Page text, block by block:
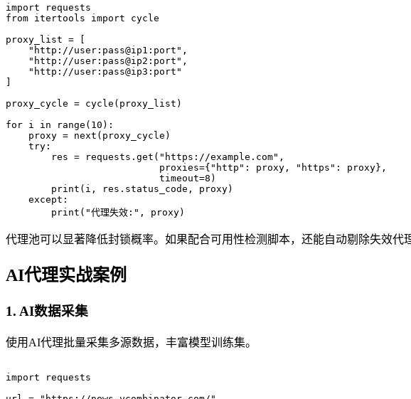
import requests
from itertools import cycle
proxy_list = [
proxy_cycle = cycle(proxy_list)
for i in range(10):
代理池可以显著降低封锁概率。如果配合可用性检测脚本，还能自动剔除失效代
AI代理实战案例
1. AI数据采集
使用AI代理批量采集多源数据，丰富模型训练集。
import requests